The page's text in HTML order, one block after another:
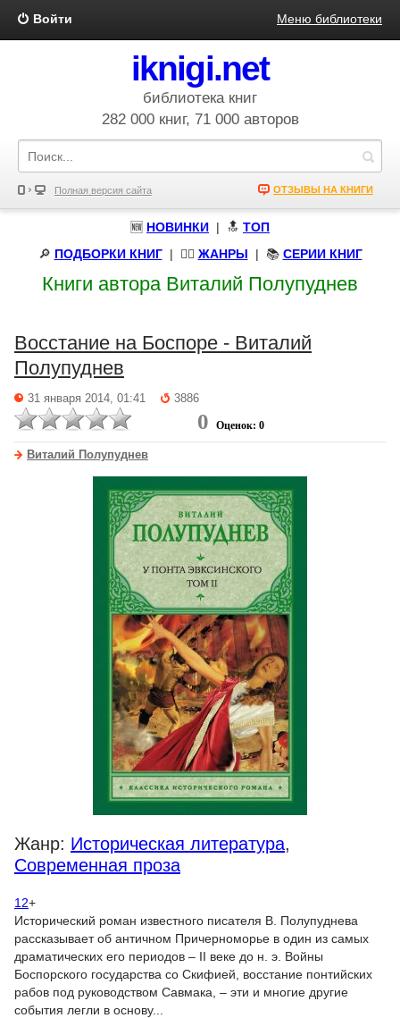
Войти Меню библиотеки
iknigi.net
библиотека книг
282 000 книг, 71 000 авторов
Полная версия сайта ОТЗЫВЫ НА КНИГИ
🆕 НОВИНКИ | 🔝 ТОП
🔎 ПОДБОРКИ КНИГ| 🧝‍♀️ ЖАНРЫ | 📚 СЕРИИ КНИГ
Книги автора Виталий Полупуднев
Восстание на Боспоре - Виталий
Полупуднев
31 января 2014, 01:41 3886
0 Оценок: 0
Виталий Полупуднев
Жанр: Историческая литература,
Современная проза
12+
Исторический роман известного писателя В. Полупуднева
рассказывает об античном Причерноморье в один из самых
драматических его периодов – II веке до н. э. Войны
Боспорского государства со Скифией, восстание понтийских
рабов под руководством Савмака, – эти и многие другие
события легли в основу...